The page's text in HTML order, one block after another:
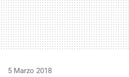
5 Marzo 2018